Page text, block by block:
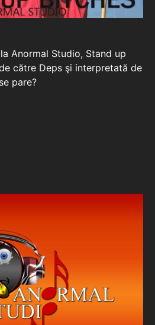
Anormal Studio, Stand up
către Deps şi interpretată de
pare?